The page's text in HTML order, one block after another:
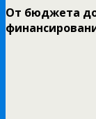
От бюджета до